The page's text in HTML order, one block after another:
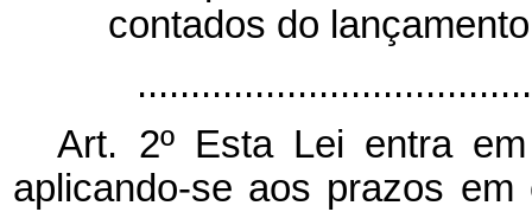
contados do
Art. 2º Esta Lei entra
aplicando-se aos prazos